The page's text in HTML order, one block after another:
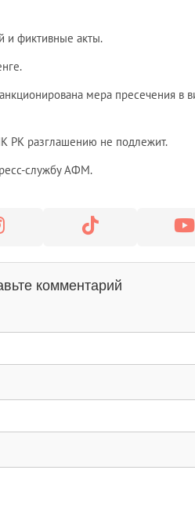
и фиктивные акты.
мера пресечения в
РК разглашению не подлежит.
службу АФМ.
комментарий